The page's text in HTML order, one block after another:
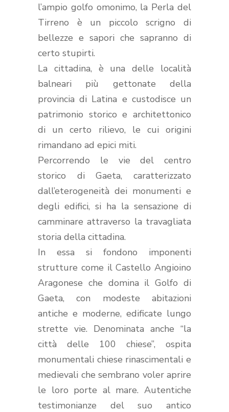
l’ampio golfo omonimo, la Perla del
Tirreno è un piccolo scrigno di
bellezze e sapori che sapranno di
certo stupirti.
La cittadina, è una delle località
balneari più gettonate della
provincia di Latina e custodisce un
patrimonio storico e architettonico
di un certo rilievo, le cui origini
rimandano ad epici miti.
Percorrendo le vie del centro
storico di Gaeta, caratterizzato
dall’eterogeneità dei monumenti e
degli edifici, si ha la sensazione di
camminare attraverso la travagliata
storia della cittadina.
In essa si fondono imponenti
strutture come il Castello Angioino
Aragonese che domina il Golfo di
Gaeta, con modeste abitazioni
antiche e moderne, edificate lungo
strette vie. Denominata anche “la
città delle 100 chiese”, ospita
monumentali chiese rinascimentali e
medievali che sembrano voler aprire
le loro porte al mare. Autentiche
testimonianze del suo antico